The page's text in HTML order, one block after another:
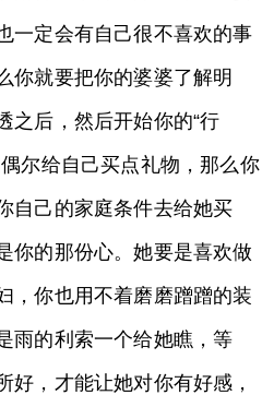
一定会有自己很不喜欢的事
你就要把你的婆婆了解明
之后，然后开始你的“行
尔给自己买点礼物，那么你
自己的家庭条件去给她买
你的那份心。她要是喜欢做
，你也用不着磨磨蹭蹭的装
雨的利索一个给她瞧，等
好，才能让她对你有好感，